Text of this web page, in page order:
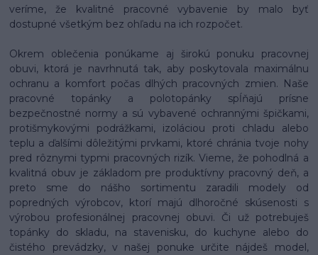
veríme, že kvalitné pracovné vybavenie by malo byť
dostupné všetkým bez ohľadu na ich rozpočet.
Okrem oblečenia ponúkame aj širokú ponuku pracovnej
obuvi, ktorá je navrhnutá tak, aby poskytovala maximálnu
ochranu a komfort počas dlhých pracovných zmien. Naše
pracovné topánky a polotopánky spĺňajú prísne
bezpečnostné normy a sú vybavené ochrannými špičkami,
protišmykovými podrážkami, izoláciou proti chladu alebo
teplu a ďalšími dôležitými prvkami, ktoré chránia tvoje nohy
pred rôznymi typmi pracovných rizík. Vieme, že pohodlná a
kvalitná obuv je základom pre produktívny pracovný deň, a
preto sme do nášho sortimentu zaradili modely od
popredných výrobcov, ktorí majú dlhoročné skúsenosti s
výrobou profesionálnej pracovnej obuvi. Či už potrebuješ
topánky do skladu, na stavenisku, do kuchyne alebo do
čistého prevádzky, v našej ponuke určite nájdeš model,